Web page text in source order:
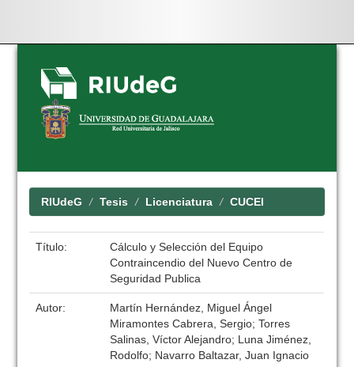
Skip
navigation
RIUdeG Tesis Licenciatura CUCEI
Título:
Cálculo y Selección del Equipo
Contraincendio del Nuevo Centro de
Seguridad Publica
Autor:
Martín Hernández, Miguel Ángel
Miramontes Cabrera, Sergio; Torres
Salinas, Víctor Alejandro; Luna Jiménez,
Rodolfo; Navarro Baltazar, Juan Ignacio